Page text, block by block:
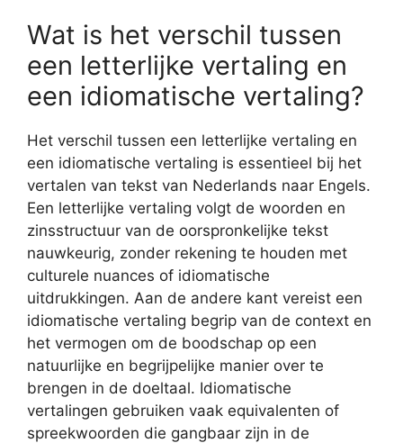
Wat is het verschil tussen
een letterlijke vertaling en
een idiomatische vertaling?
Het verschil tussen een letterlijke vertaling en
een idiomatische vertaling is essentieel bij het
vertalen van tekst van Nederlands naar Engels.
Een letterlijke vertaling volgt de woorden en
zinsstructuur van de oorspronkelijke tekst
nauwkeurig, zonder rekening te houden met
culturele nuances of idiomatische
uitdrukkingen. Aan de andere kant vereist een
idiomatische vertaling begrip van de context en
het vermogen om de boodschap op een
natuurlijke en begrijpelijke manier over te
brengen in de doeltaal. Idiomatische
vertalingen gebruiken vaak equivalenten of
spreekwoorden die gangbaar zijn in de